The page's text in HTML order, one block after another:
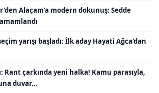
Alaçam'a modern dokunuş: Sedde
yarışı başladı: İlk aday Hayati Ağca'dan
Rant çarkında yeni halka! Kamu parasıyla,
duvar...